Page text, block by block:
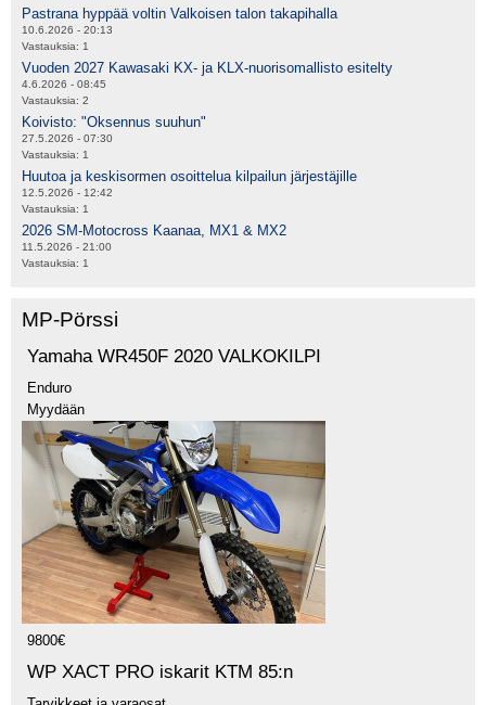
Pastrana hyppää voltin Valkoisen talon takapihalla
10.6.2026 - 20:13
Vastauksia: 1
Vuoden 2027 Kawasaki KX- ja KLX-nuorisomallisto esitelty
4.6.2026 - 08:45
Vastauksia: 2
Koivisto: "Oksennus suuhun"
27.5.2026 - 07:30
Vastauksia: 1
Huutoa ja keskisormen osoittelua kilpailun järjestäjille
12.5.2026 - 12:42
Vastauksia: 1
2026 SM-Motocross Kaanaa, MX1 & MX2
11.5.2026 - 21:00
Vastauksia: 1
MP-Pörssi
Yamaha WR450F 2020 VALKOKILPI
Enduro
Myydään
9800€
WP XACT PRO iskarit KTM 85:n